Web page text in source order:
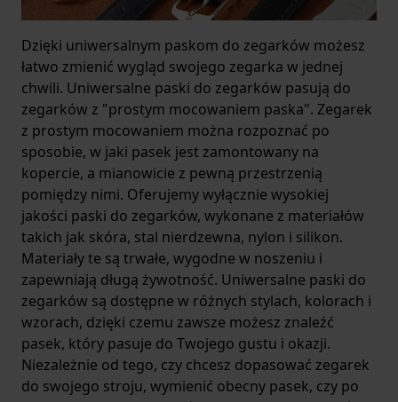
Dzięki uniwersalnym paskom do zegarków możesz
łatwo zmienić wygląd swojego zegarka w jednej
chwili. Uniwersalne paski do zegarków pasują do
zegarków z "prostym mocowaniem paska". Zegarek
z prostym mocowaniem można rozpoznać po
sposobie, w jaki pasek jest zamontowany na
kopercie, a mianowicie z pewną przestrzenią
pomiędzy nimi. Oferujemy wyłącznie wysokiej
jakości paski do zegarków, wykonane z materiałów
takich jak skóra, stal nierdzewna, nylon i silikon.
Materiały te są trwałe, wygodne w noszeniu i
zapewniają długą żywotność. Uniwersalne paski do
zegarków są dostępne w różnych stylach, kolorach i
wzorach, dzięki czemu zawsze możesz znaleźć
pasek, który pasuje do Twojego gustu i okazji.
Niezależnie od tego, czy chcesz dopasować zegarek
do swojego stroju, wymienić obecny pasek, czy po